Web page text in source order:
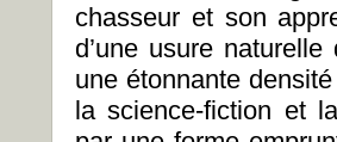
chasseur et son
d’une usure
une étonnante
la science-fiction et